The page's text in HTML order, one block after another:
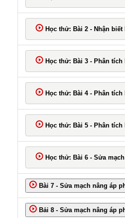
Học thử: Bài 2 - Nhận
Học thử: Bài 3 - Phân
Học thử: Bài 4 - Phân
Học thử: Bài 5 - Phân
Học thử: Bài 6 - Sửa
Bài 7 - Sửa mạch nâng áp
Bải 8 - Sửa mạch nâng áp